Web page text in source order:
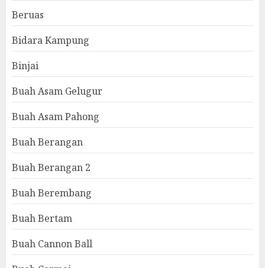
Beruas
Bidara Kampung
Binjai
Buah Asam Gelugur
Buah Asam Pahong
Buah Berangan
Buah Berangan 2
Buah Berembang
Buah Bertam
Buah Cannon Ball